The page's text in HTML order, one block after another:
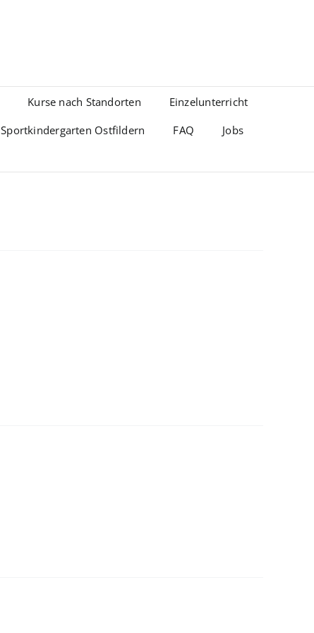
Kurse nach Standorten
Einzelunterricht
Sportkindergarten Ostfildern FAQ
Jobs